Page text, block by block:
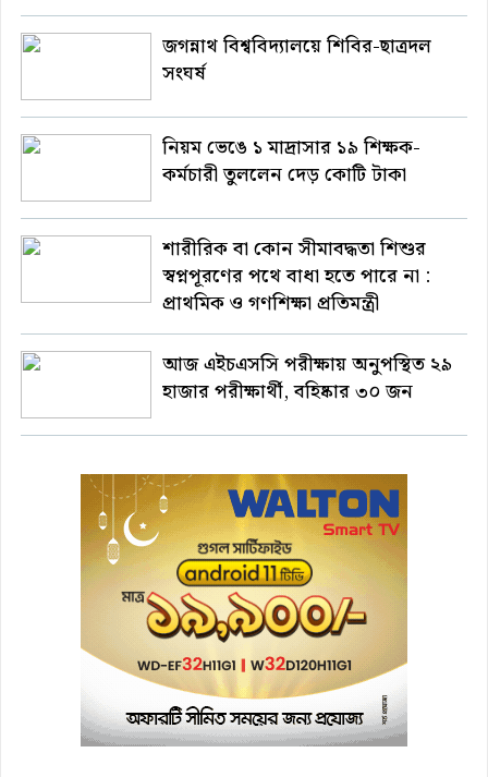
জগন্নাথ বিশ্ববিদ্যালয়ে শিবির-ছাত্রদল
সংঘর্ষ
নিয়ম ভেঙে ১ মাদ্রাসার ১৯ শিক্ষক-
কর্মচারী তুললেন দেড় কোটি টাকা
শারীরিক বা কোন সীমাবদ্ধতা শিশুর
স্বপ্নপূরণের পথে বাধা হতে পারে না :
প্রাথমিক ও গণশিক্ষা প্রতিমন্ত্রী
আজ এইচএসসি পরীক্ষায় অনুপস্থিত ২৯
হাজার পরীক্ষার্থী, বহিষ্কার ৩০ জন